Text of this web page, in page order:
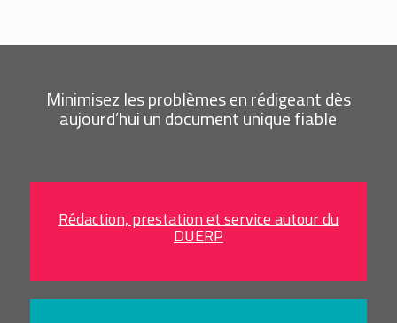
Minimisez les problèmes en rédigeant dès
aujourd’hui un document unique fiable
Rédaction, prestation et service autour du
DUERP